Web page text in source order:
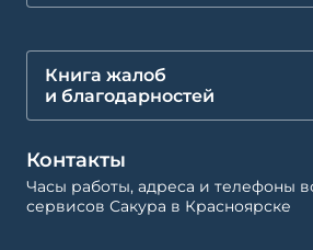
Книга жалоб
и благодарностей
Контакты
Часы работы, адреса и телефоны
сервисов Сакура в Красноярске